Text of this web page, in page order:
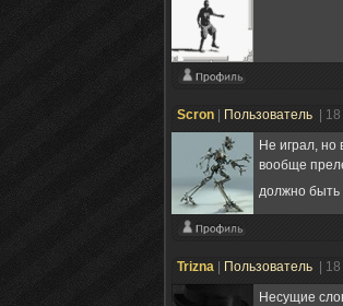
Scron Пользователь
|
Не играл, но
вообще
должно быть
Trizna Пользователь
|
Несущие